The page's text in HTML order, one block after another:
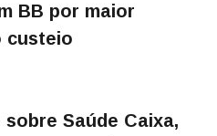
BB por maior
custeio
Saúde Caixa,